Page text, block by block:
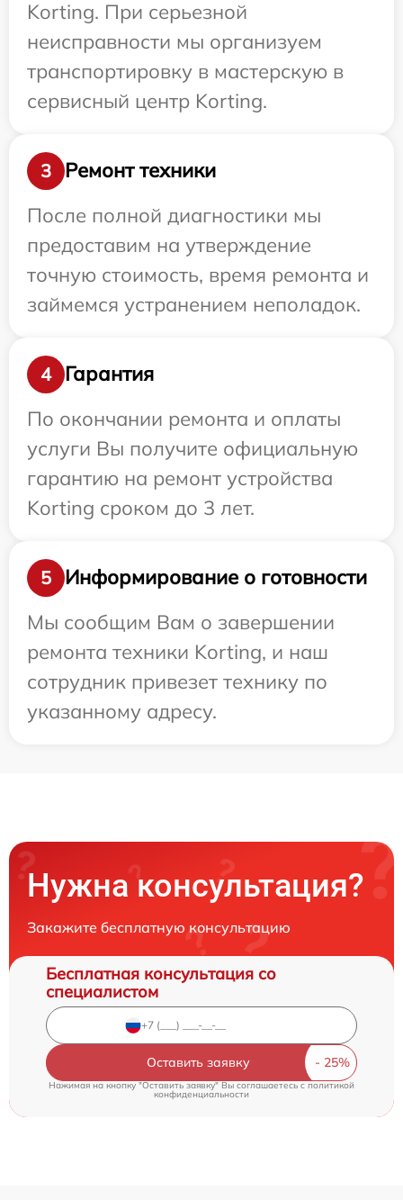
Korting. При серьезной
неисправности мы организуем
транспортировку в мастерскую в
сервисный центр Korting.
3
Ремонт техники
После полной диагностики мы
предоставим на утверждение
точную стоимость, время ремонта и
займемся устранением неполадок.
4
Гарантия
По окончании ремонта и оплаты
услуги Вы получите официальную
гарантию на ремонт устройства
Korting сроком до 3 лет.
5
Информирование о готовности
Мы сообщим Вам о завершении
ремонта техники Korting, и наш
сотрудник привезет технику по
указанному адресу.
Нужна консультация?
Закажите бесплатную консультацию
Бесплатная консультация со
специалистом
Оставить заявку
Нажимая на кнопку "Оставить заявку" Вы соглашаетесь cполитикой
конфиденциальности